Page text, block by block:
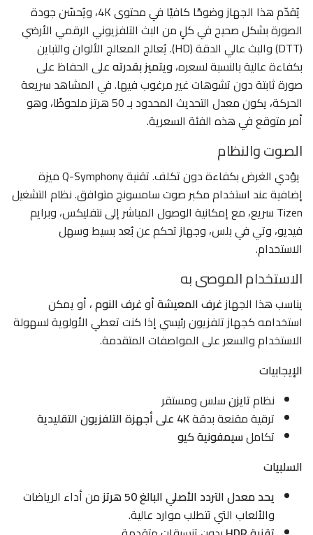
يُقدّم هذا الجهاز وضوحًا كافيًا في محتوى 4K، ويُحسّن جودة
الصورة بشكل صحيح في كلٍ من البث التلفزيوني الرقمي الأرضي
(DTT) والبث عالي الدقة (HD). يُعالج المعالج الألوان والتباين
بكفاءة عالية بالنسبة لسعره،ويتميز بقدرتهعلى الحفاظ على
صورة ثابتة دون تشوهات غير مرغوب فيها. في المشاهد سريعة
الحركة، يكون معدل التحديث المحدود بـ 50 هرتز ملحوظًا، وهو
أمر متوقع في هذه الفئة السعرية.
الصوت والنظام
يؤدي الغرض بكفاءة دون تكلف. تقنية Q-Symphony ميزة
إضافية عند استخدام مكبر صوت سامسونج متوافق. نظام التشغيل
Tizen سريع، مع إمكانية الوصول المباشر إلى نتفليكس، وبرايم
فيديو، وتي في بلس، وجهاز تحكم عن بُعد بسيط وسهل
الاستخدام.
الاستخدام الموصى به
يناسب هذا الجهاز غرف المعيشةأوغرف النوم، أو يمكن
استخدامه كجهاز تلفزيون رئيسي إذا كنت تعطي الأولوية لسهولة
الاستخدام والسعر على المواصفات المتقدمة.
الإيجابيات
نظامتايزنسلس ومستقر
ترقية مقنعة بدقة4K على أجهزة التلفزيون التقليدية
تكاملسيمفونية كيو
السلبيات
يحد معدل التردد الأصلي البالغ 50 هرتز
من أداء الرياضات
والألعاب التي تتطلب موارد عالية.